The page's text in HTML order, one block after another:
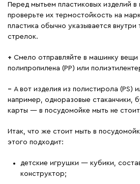
Перед мытьем пластиковых изделий в
проверьте их термостойкость на
пластика обычно указывается внутри
стрелок.
+ Смело отправляйте в машинку вещи
полипропилена (PP) или
− А вот изделия из полистирола (PS)
например, одноразовые стаканчики,
карты — в посудомойке мыть не
Итак, что же стоит мыть в
этого подходит:
детские игрушки — кубики,
конструктор;